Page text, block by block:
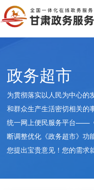
政务超市
为贯彻落实以人民为中心的
和群众生产生活密切相关的
统一网上便民服务平台——
断调整优化《政务超市》功
您提出宝贵意见！您的需求